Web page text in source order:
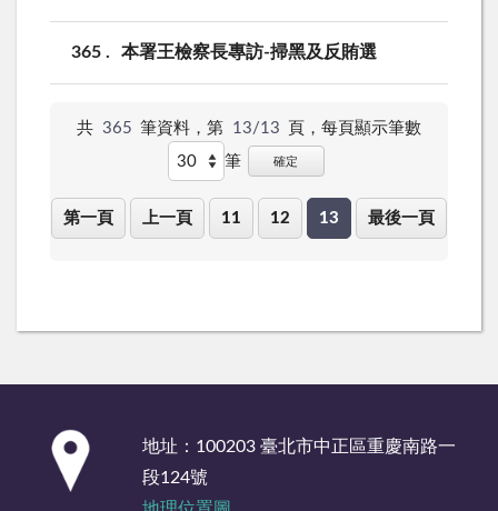
365 本署王檢察長專訪-掃黑及反賄選
共 365 筆資料，第 13/13 頁， 每頁顯示筆數
筆
確定
第一頁 上一頁 11 12 13 最後一頁
地址：100203 臺北市中正區重慶南路一
段124號